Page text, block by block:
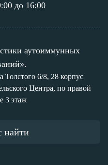
до 16:00
аутоиммунных
Толстого 6/8, 28 корпус
Центра, по правой
3 этаж
найти